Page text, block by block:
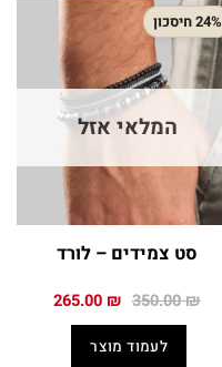
24% חיסכון
המלאי אזל
סט צמידים – לורד
350.00₪ המחיר
350.00 ₪.
265.00 ₪ המחיר
לעמוד מוצר